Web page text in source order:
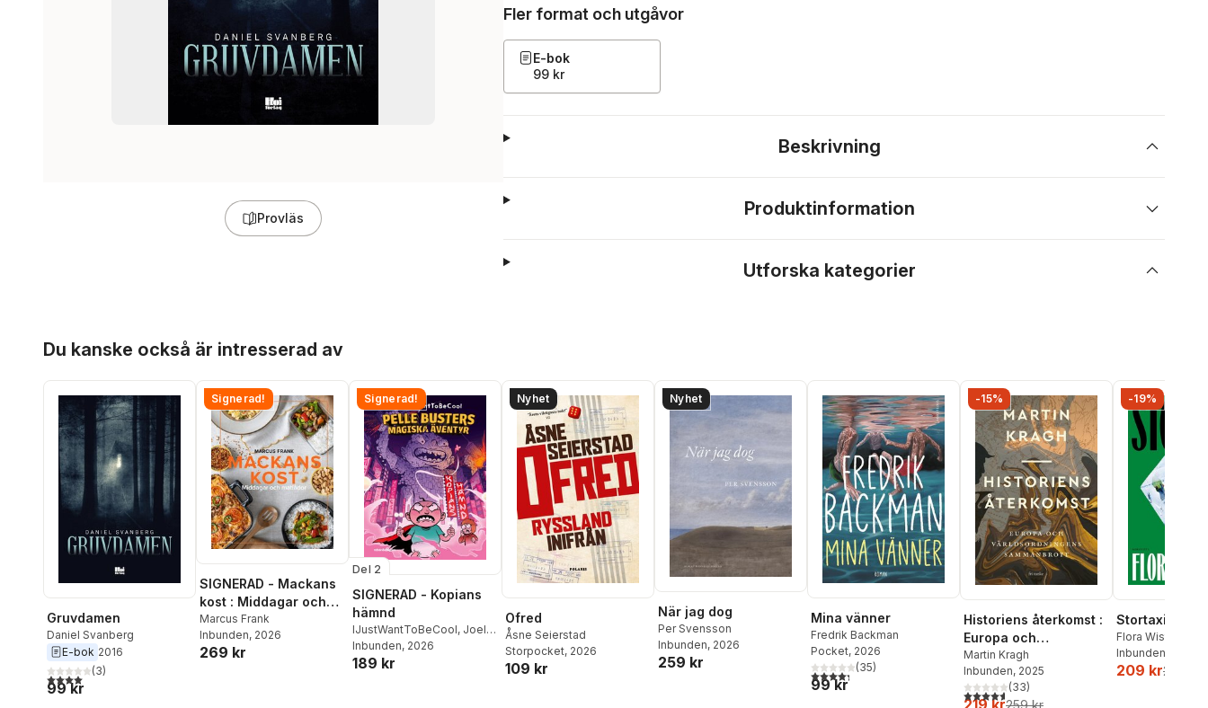
Provläs
Fler format och utgåvor
E-bok
99 kr
Beskrivning
Produktinformation
Utforska kategorier
Du kanske också är intresserad av
Gruvdamen
Daniel Svanberg
E-bok 2016
4,0utav 5 stjärnor. Totalt antal röster:
(3)
99 kr
Signerad!
SIGNERAD - Mackans
kost : Middagar och
matlådor
Marcus Frank
Inbunden, 2026
269 kr
Signerad!
Del 2
SIGNERAD - Kopians
hämnd
IJustWantToBeCool, Joel
Adolphson,Emil Ejdemo
Beer ,Victor Beer
Inbunden, 2026
189 kr
Nyhet
Ofred
Åsne Seierstad
Storpocket, 2026
109 kr
Nyhet
När jag dog
Per Svensson
Inbunden, 2026
259 kr
Mina vänner
Fredrik Backman
Pocket, 2026
4,3utav 5 stjärnor. Totalt antal röster:
(35)
99 kr
-15%
Historiens återkomst :
Europa och
världsordningens
sammanbrott
Martin Kragh
Inbunden, 2025
4,6utav 5 stjärnor. Totalt antal röster:
(33)
-19%
Stortaxi
Flora Wiström
Inbunden
209 kr259 kr